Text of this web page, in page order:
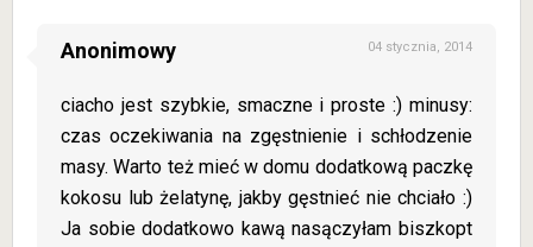
Anonimowy 04 stycznia, 2014
ciacho jest szybkie, smaczne i proste :) minusy:
czas oczekiwania na zgęstnienie i schłodzenie
masy. Warto też mieć w domu dodatkową paczkę
kokosu lub żelatynę, jakby gęstnieć nie chciało :)
Ja sobie dodatkowo kawą nasączyłam biszkopt